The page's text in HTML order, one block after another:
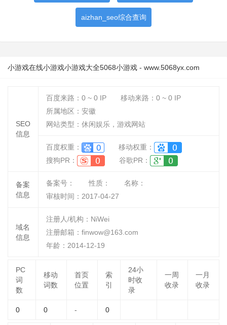
aizhan_seo综合查询
小游戏在线小游戏小游戏大全5068小游戏 - www.5068yx.com
SEO
信息
百度来路： 0 ~ 0 IP 移动来路： 0 ~ 0 IP
所属地区：安徽
网站类型：休闲娱乐，游戏网站
百度权重：
移动权重：
搜狗PR：
谷歌PR：
备案
信息
备案号： 性质：
名称：
审核时间： 2017-04-27
域名
信息
注册人/机构：NiWei
注册邮箱：finwow@163.com
年龄：2014-12-19
PC
词
数
移动
词数
首页
位置
索
引
24小
时收
录
一周
收录
一月
收录
0 0 - 0